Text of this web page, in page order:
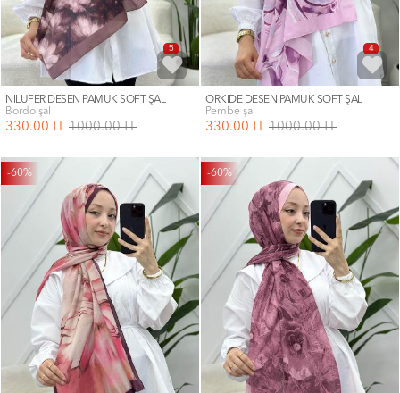
5
NİLÜFER DESEN PAMUK SOFT ŞAL
bordo şal
330.00 TL 1000.00TL
4
ORKİDE DESEN PAMUK SOFT ŞAL
pembe şal
330.00 TL 1000.00TL
-60% -60%